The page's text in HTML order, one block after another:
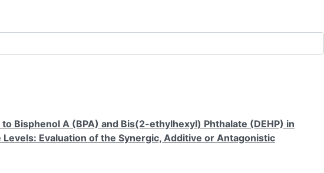
Bisphenol A (BPA) and Bis(2-ethylhexyl) Phthalate (DEHP) in
Evaluation of the Synergic, Additive or Antagonistic